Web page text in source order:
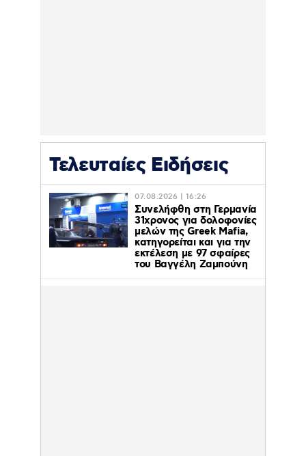
Τελευταίες Ειδήσεις
07.08.2026 | 16:26
Συνελήφθη στη Γερμανία
31χρονος για δολοφονίες
μελών της Greek Mafia,
κατηγορείται και για την
εκτέλεση με 97 σφαίρες
του Βαγγέλη Ζαμπούνη